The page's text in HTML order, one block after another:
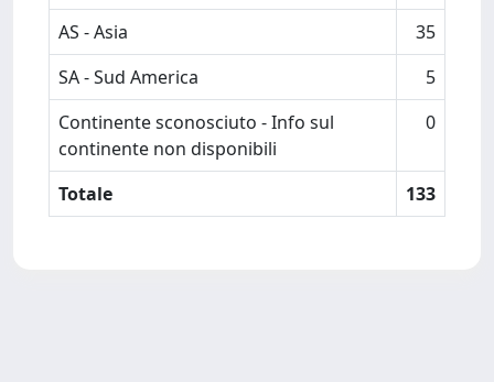
AS - Asia
35
SA - Sud America
5
Continente sconosciuto - Info sul
continente non disponibili
0
Totale 133